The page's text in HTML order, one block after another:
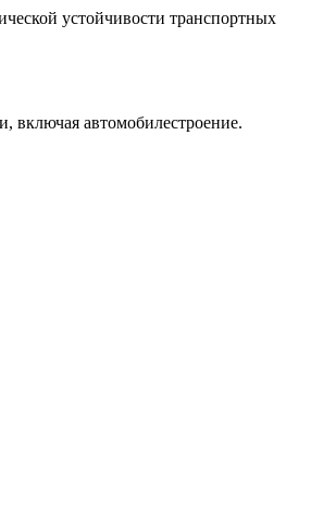
устойчивости транспортных
включая автомобилестроение.